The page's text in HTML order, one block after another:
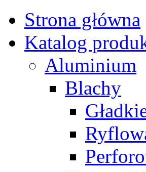
Strona główna
Katalog
Aluminium
Blachy